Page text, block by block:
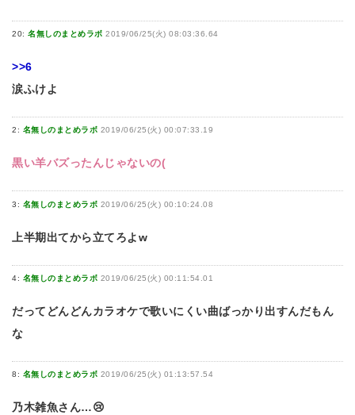
20: 名無しのまとめラボ 2019/06/25(火) 08:03:36.64
>>6
涙ふけよ
2: 名無しのまとめラボ 2019/06/25(火) 00:07:33.19
黒い羊バズったんじゃないの(
3: 名無しのまとめラボ 2019/06/25(火) 00:10:24.08
上半期出てから立てろよw
4: 名無しのまとめラボ 2019/06/25(火) 00:11:54.01
だってどんどんカラオケで歌いにくい曲ばっかり出すんだもん
な
8: 名無しのまとめラボ 2019/06/25(火) 01:13:57.54
乃木雑魚さん…😢